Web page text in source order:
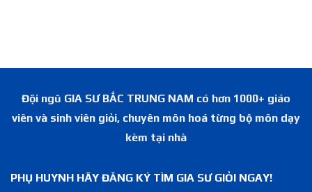
Đội ngũ GIA SƯ BẮC TRUNG NAM có hơn 1000+ giáo
viên và sinh viên giỏi, chuyên môn hoá từng bộ môn dạy
kèm tại nhà
PHỤ HUYNH HÃY ĐĂNG KÝ TÌM GIA SƯ GIỎI NGAY!